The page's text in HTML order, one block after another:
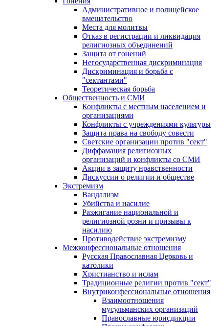
Административное и полицейское
вмешательство
Места для молитвы
Отказ в регистрации и ликвидация
религиозных объединений
Защита от гонений
Негосударственная дискриминация
Дискриминация и борьба с
"сектантами"
Теоретическая борьба
Общественность и СМИ
Конфликты с местным населением и
организациями
Конфликты с учреждениями культуры
Защита права на свободу совести
Светские организации против "сект"
Диффамация религиозных
организаций и конфликты со СМИ
Акции в защиту нравственности
Дискуссии о религии и обществе
Экстремизм
Вандализм
Убийства и насилие
Разжигание национальной и
религиозной розни и призывы к
насилию
Противодействие экстремизму
Межконфессиональные отношения
Русская Православная Церковь и
католики
Христианство и ислам
Традиционные религии против "сект"
Внутриконфессиональные отношения
Взаимоотношения
мусульманских организаций
Православные юрисдикции